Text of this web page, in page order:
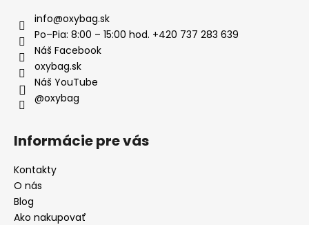
info@oxybag.sk
Po–Pia: 8:00 – 15:00 hod. +420 737 283 639
Náš Facebook
oxybag.sk
Náš YouTube
@oxybag
Informácie pre vás
Kontakty
O nás
Blog
Ako nakupovať